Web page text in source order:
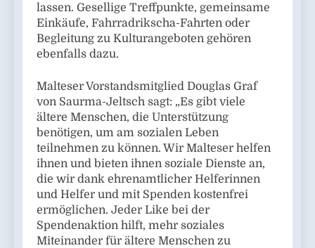
lassen. Gesellige Treffpunkte, gemeinsame
Einkäufe, Fahrradrikscha-Fahrten oder
Begleitung zu Kulturangeboten gehören
ebenfalls dazu.
Malteser Vorstandsmitglied Douglas Graf
von Saurma-Jeltsch sagt: „Es gibt viele
ältere Menschen, die Unterstützung
benötigen, um am sozialen Leben
teilnehmen zu können. Wir Malteser helfen
ihnen und bieten ihnen soziale Dienste an,
die wir dank ehrenamtlicher Helferinnen
und Helfer und mit Spenden kostenfrei
ermöglichen. Jeder Like bei der
Spendenaktion hilft, mehr soziales
Miteinander für ältere Menschen zu